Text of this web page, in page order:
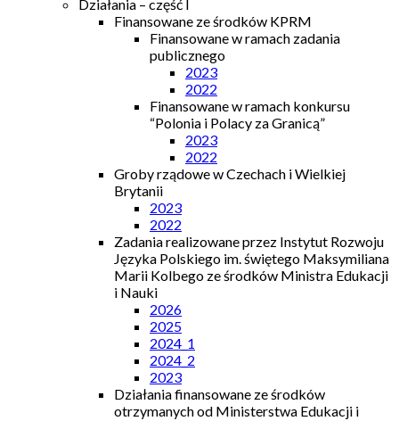
Działania – część I
Finansowane ze środków KPRM
Finansowane w ramach zadania
publicznego
2023
2022
Finansowane w ramach konkursu
“Polonia i Polacy za Granicą”
2023
2022
Groby rządowe w Czechach i Wielkiej
Brytanii
2023
2022
Zadania realizowane przez Instytut Rozwoju
Języka Polskiego im. świętego Maksymiliana
Marii Kolbego ze środków Ministra Edukacji
i Nauki
2026
2025
2024_1
2024_2
2023
Działania finansowane ze środków
otrzymanych od Ministerstwa Edukacji i